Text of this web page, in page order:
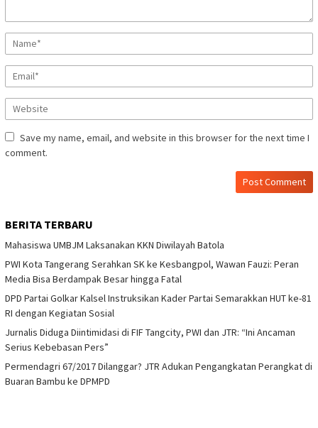
Save my name, email, and website in this browser for the next time I
comment.
BERITA TERBARU
Mahasiswa UMBJM Laksanakan KKN Diwilayah Batola
PWI Kota Tangerang Serahkan SK ke Kesbangpol, Wawan Fauzi: Peran
Media Bisa Berdampak Besar hingga Fatal
DPD Partai Golkar Kalsel Instruksikan Kader Partai Semarakkan HUT ke-81
RI dengan Kegiatan Sosial
Jurnalis Diduga Diintimidasi di FIF Tangcity, PWI dan JTR: “Ini Ancaman
Serius Kebebasan Pers”
Permendagri 67/2017 Dilanggar? JTR Adukan Pengangkatan Perangkat di
Buaran Bambu ke DPMPD